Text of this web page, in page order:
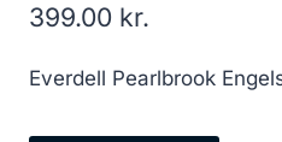
399.00 kr.
Everdell Pearlbrook